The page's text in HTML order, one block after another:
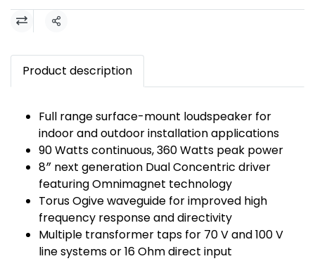
แชร์
Product description
Full range surface-mount loudspeaker for
indoor and outdoor installation applications
90 Watts continuous, 360 Watts peak power
8″ next generation Dual Concentric driver
featuring Omnimagnet technology
Torus Ogive waveguide for improved high
frequency response and directivity
Multiple transformer taps for 70 V and 100 V
line systems or 16 Ohm direct input